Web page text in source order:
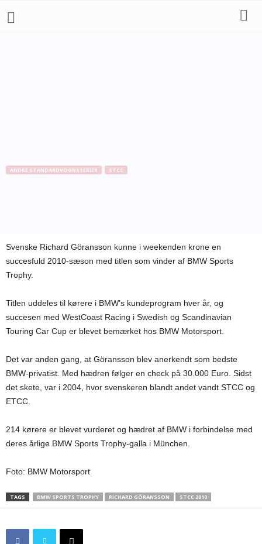
ANDRE STANDARDVOGNSSERIER STCC
Svenske Richard Göransson kunne i weekenden krone en
succesfuld 2010-sæson med titlen som vinder af BMW Sports
Trophy.
Titlen uddeles til kørere i BMW’s kundeprogram hver år, og
succesen med WestCoast Racing i Swedish og Scandinavian
Touring Car Cup er blevet bemærket hos BMW Motorsport.
Det var anden gang, at Göransson blev anerkendt som bedste
BMW-privatist. Med hædren følger en check på 30.000 Euro. Sidst
det skete, var i 2004, hvor svenskeren blandt andet vandt STCC og
ETCC.
214 kørere er blevet vurderet og hædret af BMW i forbindelse med
deres årlige BMW Sports Trophy-galla i München.
Foto: BMW Motorsport
TAGS BMW SPORTS TROPHY RICHARD GÖRANSSON STCC 2010